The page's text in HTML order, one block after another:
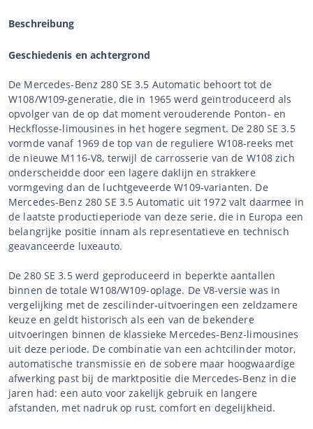
Beschreibung
Geschiedenis en achtergrond
De Mercedes-Benz 280 SE 3.5 Automatic behoort tot de
W108/W109-generatie, die in 1965 werd geïntroduceerd als
opvolger van de op dat moment verouderende Ponton- en
Heckflosse-limousines in het hogere segment. De 280 SE 3.5
vormde vanaf 1969 de top van de reguliere W108-reeks met
de nieuwe M116-V8, terwijl de carrosserie van de W108 zich
onderscheidde door een lagere daklijn en strakkere
vormgeving dan de luchtgeveerde W109-varianten. De
Mercedes-Benz 280 SE 3.5 Automatic uit 1972 valt daarmee in
de laatste productieperiode van deze serie, die in Europa een
belangrijke positie innam als representatieve en technisch
geavanceerde luxeauto.
De 280 SE 3.5 werd geproduceerd in beperkte aantallen
binnen de totale W108/W109-oplage. De V8-versie was in
vergelijking met de zescilinder-uitvoeringen een zeldzamere
keuze en geldt historisch als een van de bekendere
uitvoeringen binnen de klassieke Mercedes-Benz-limousines
uit deze periode. De combinatie van een achtcilinder motor,
automatische transmissie en de sobere maar hoogwaardige
afwerking past bij de marktpositie die Mercedes-Benz in die
jaren had: een auto voor zakelijk gebruik en langere
afstanden, met nadruk op rust, comfort en degelijkheid.